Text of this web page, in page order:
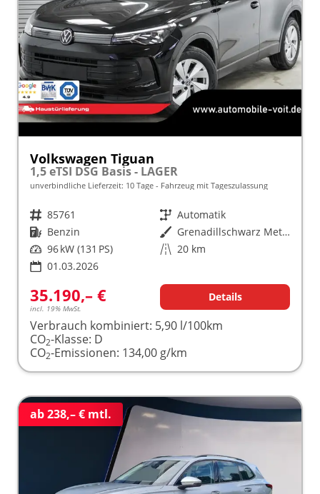
Volkswagen Tiguan
1,5 eTSI DSG Basis - LAGER
unverbindliche Lieferzeit: 10 Tage Fahrzeug mit Tageszulassung
Fahrzeugnr. 85761 Getriebe Automatik
Kraftstoff Benzin Außenfarbe
Grenadillschwarz Metallic (0E)
Leistung 96 kW (131 PS) Kilometerstand 20 km
01.03.2026
35.190,– €
incl. 19% MwSt.
Details
Verbrauch kombiniert: 5,90 l/100km
CO2-Klasse: D
CO2-Emissionen: 134,00 g/km
ab 238,– € mtl.